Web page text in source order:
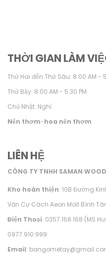
THỜI GIAN LÀM
Thứ Hai đến Thứ Sáu: 8.00 AM -
Thứ Bảy: 8.00 AM - 5.30 PM
Chủ Nhật: Nghỉ
Nến thơm-hoa nến thơm
LIÊN HỆ
CÔNG TY TNHH SAMAN WOOD
Kho hoàn thiện: 10B Đường
Văn Cự Cách Aeon Mall Bình
Điện Thoại: 0357.168.168 (MS
0977.910.999
Email: